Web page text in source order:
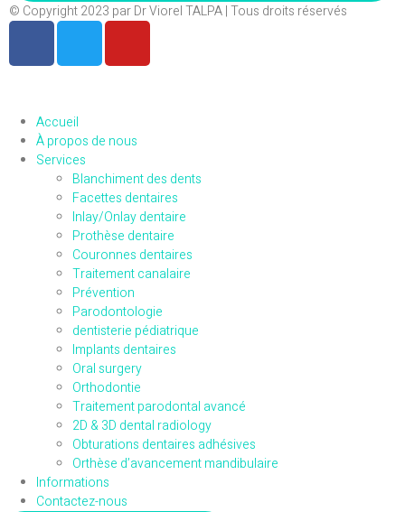
© Copyright 2023 par Dr Viorel TALPA | Tous droits réservés
Accueil
À propos de nous
Services
Blanchiment des dents
Facettes dentaires
Inlay/Onlay dentaire
Prothèse dentaire
Couronnes dentaires
Traitement canalaire
Prévention
Parodontologie
dentisterie pédiatrique
Implants dentaires
Oral surgery
Orthodontie
Traitement parodontal avancé
2D & 3D dental radiology
Obturations dentaires adhésives
Orthèse d’avancement mandibulaire
Informations
Contactez-nous